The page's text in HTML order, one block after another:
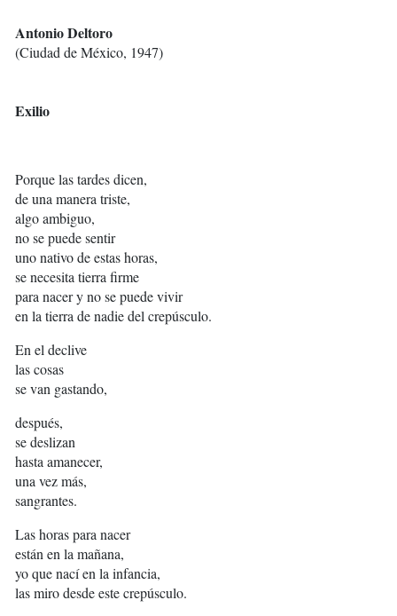
Antonio Deltoro
(Ciudad de México, 1947)
Exilio
Porque las tardes dicen,
de una manera triste,
algo ambiguo,
no se puede sentir
uno nativo de estas horas,
se necesita tierra firme
para nacer y no se puede vivir
en la tierra de nadie del crepúsculo.
En el declive
las cosas
se van gastando,
después,
se deslizan
hasta amanecer,
una vez más,
sangrantes.
Las horas para nacer
están en la mañana,
yo que nací en la infancia,
las miro desde este crepúsculo.